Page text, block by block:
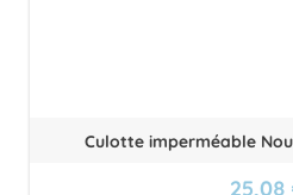
Culotte imperméable
25,08